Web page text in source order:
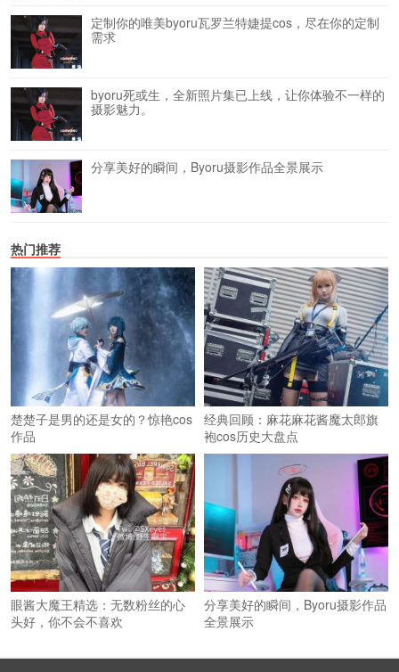
定制你的唯美byoru瓦罗兰特婕提cos，尽在你的定制
需求
byoru死或生，全新照片集已上线，让你体验不一样的
摄影魅力。
分享美好的瞬间，Byoru摄影作品全景展示
热门推荐
楚楚子是男的还是女的？惊艳cos
作品
经典回顾：麻花麻花酱魔太郎旗
袍cos历史大盘点
眼酱大魔王精选：无数粉丝的心
头好，你不会不喜欢
分享美好的瞬间，Byoru摄影作品
全景展示